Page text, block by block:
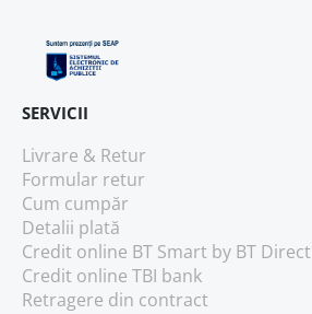
SERVICII
Livrare & Retur
Formular retur
Cum cumpăr
Detalii plată
Credit online BT Smart by BT Direct
Credit online TBI bank
Retragere din contract